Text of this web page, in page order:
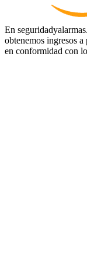
En
obtenemos ingresos
en conformidad con